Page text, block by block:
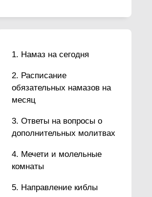
Намаз на сегодня
Расписание
обязательных намазов на
месяц
Ответы на вопросы о
дополнительных молитвах
Мечети и молельные
комнаты
Направление киблы